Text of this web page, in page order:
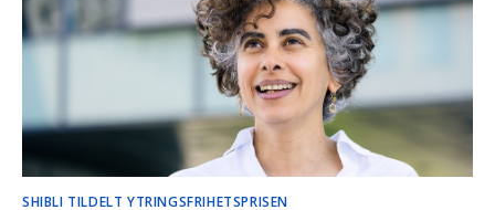
SHIBLI TILDELT YTRINGSFRIHETSPRISEN